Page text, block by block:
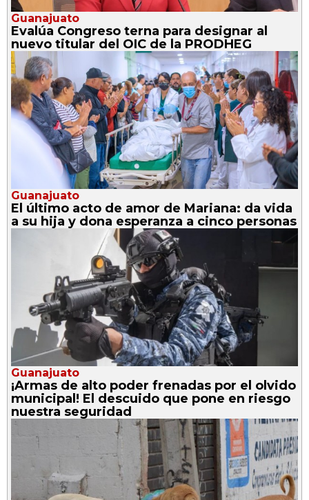
Guanajuato
Evalúa Congreso terna para designar al
nuevo titular del OIC de la PRODHEG
Guanajuato
El último acto de amor de Mariana: da vida
a su hija y dona esperanza a cinco personas
Guanajuato
¡Armas de alto poder frenadas por el olvido
municipal! El descuido que pone en riesgo
nuestra seguridad